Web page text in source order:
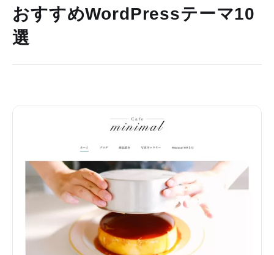
おすすめWordPressテーマ10
選